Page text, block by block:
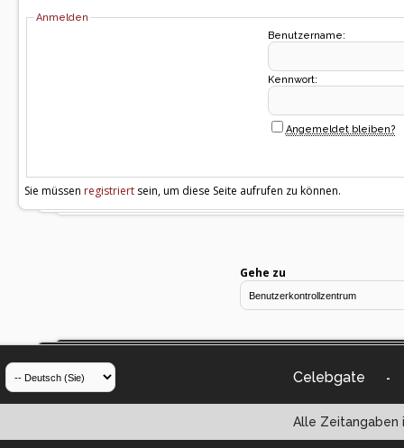
Anmelden
Benutzername:
Kennwort:
Angemeldet bleiben?
Sie müssen registriert sein, um diese Seite aufrufen zu können.
Gehe zu
Celebgate -
Alle Zeitangaben